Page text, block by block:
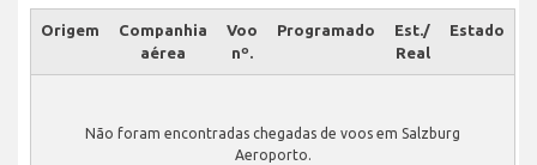
Origem
Companhia
aérea
Voo
nº.
Programado
Est./
Real
Estado
Não foram encontradas chegadas de voos em Salzburg
Aeroporto.